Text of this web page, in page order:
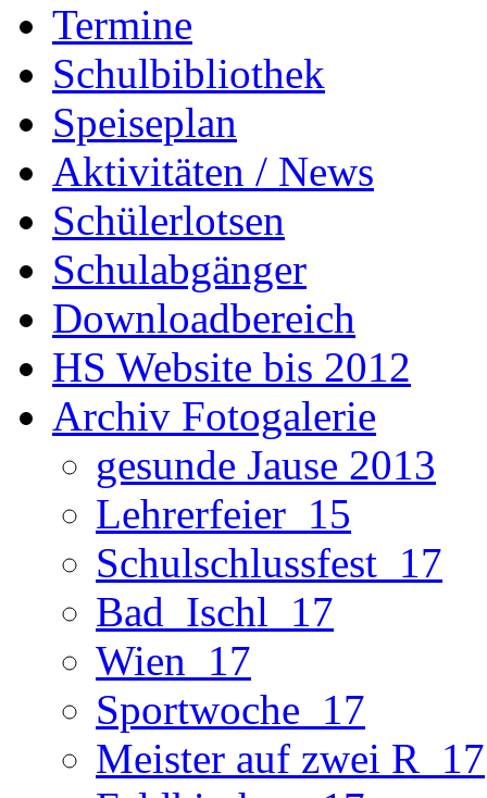
Termine
Schulbibliothek
Speiseplan
Aktivitäten / News
Schülerlotsen
Schulabgänger
Downloadbereich
HS Website bis 2012
Archiv Fotogalerie
gesunde Jause 2013
Lehrerfeier_15
Schulschlussfest_17
Bad_Ischl_17
Wien_17
Sportwoche_17
Meister auf zwei R_17